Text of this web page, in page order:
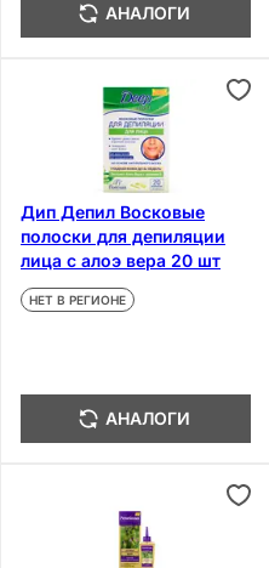
АНАЛОГИ
Дип Депил Восковые
полоски для депиляции
лица с алоэ вера 20 шт
НЕТ В РЕГИОНЕ
АНАЛОГИ